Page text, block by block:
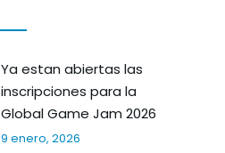
Ya estan abiertas las
inscripciones para la
Global Game Jam 2026
9 enero, 2026